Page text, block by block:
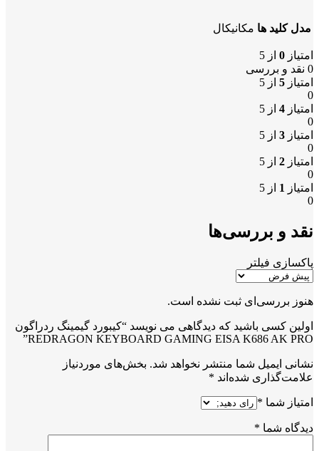
مدل کلید ها مکانیکال
امتیاز 0 از 5
0 نقد و بررسی
امتیاز 5 از 5
0
امتیاز 4 از 5
0
امتیاز 3 از 5
0
امتیاز 2 از 5
0
امتیاز 1 از 5
0
نقد و بررسی‌ها
پاکسازی فیلتر
هنوز بررسی‌ای ثبت نشده است.
اولین کسی باشید که دیدگاهی می نویسد “کیبورد گیمینگ ردراگون
REDRAGON KEYBOARD GAMING EISA K686 AK PRO”
نشانی ایمیل شما منتشر نخواهد شد. بخش‌های موردنیاز
علامت‌گذاری شده‌اند *
امتیاز شما *
دیدگاه شما *